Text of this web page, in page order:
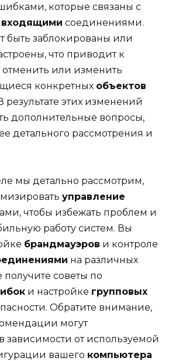
которые связаны с
входящими соединениями.
быть заблокированы или
что приводит к
или изменить
конкретных объектов
результате этих изменений
дополнительные вопросы,
детального рассмотрения и
мы детально рассмотрим,
управление
чтобы избежать проблем и
работу систем. Вы
брандмауэров и контроле
на различных
получите советы по
и настройке групповых
Обратите внимание,
могут
зависимости от используемой
вашего компьютера